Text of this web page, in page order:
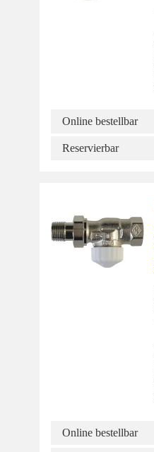
Online bestellbar
Reservierbar
Online bestellbar